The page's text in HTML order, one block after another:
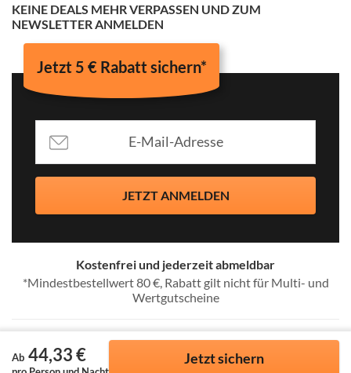
KEINE DEALS MEHR VERPASSEN UND ZUM
NEWSLETTER ANMELDEN
Jetzt 5 € Rabatt sichern*
JETZT ANMELDEN
Kostenfrei und jederzeit abmeldbar
*Mindestbestellwert 80 €, Rabatt gilt nicht für Multi- und
Wertgutscheine
Ab 44,33 € Jetzt sichern